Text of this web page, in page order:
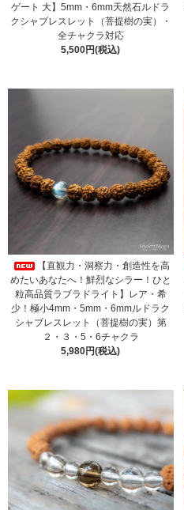
ゲート 大】5mm・6mm天然石ルドラ
クシャブレスレット（菩提樹の実）・
全チャクラ対応
5,500円(税込)
【直観力・洞察力・創造性を高
めたいあなたへ！鮮烈なシラー！ひと
粒高品質ラブラドライト】レア・希
少！極小4mm・5mm・6mmルドラク
シャブレスレット（菩提樹の実）第
２・３・5・6チャクラ
5,980円(税込)